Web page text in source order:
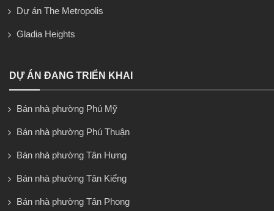
Dự án The Metropolis
Gladia Heights
DỰ ÁN ĐANG TRIỂN KHAI
Bán nhà phường Phú Mỹ
Bán nhà phường Phú Thuận
Bán nhà phường Tân Hưng
Bán nhà phường Tân Kiểng
Bán nhà phường Tân Phong